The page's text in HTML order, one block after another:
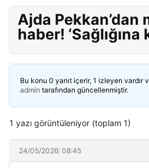
Ajda Pekkan’dan
haber! ‘Sağlığına
Bu konu 0 yanıt içerir, 1 izleyen vardır
admin tarafından güncellenmiştir.
1 yazı görüntüleniyor (toplam 1)
24/05/2026: 08:45